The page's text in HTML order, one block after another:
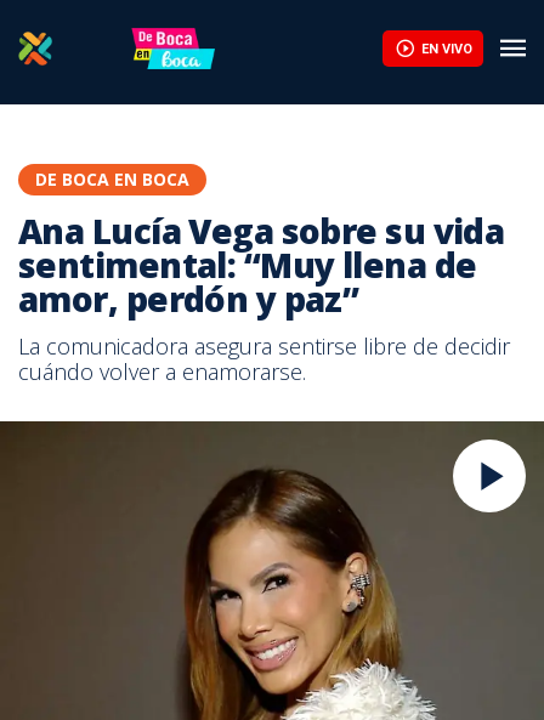
EN VIVO
DE BOCA EN BOCA
Ana Lucía Vega sobre su vida
sentimental: “Muy llena de
amor, perdón y paz”
La comunicadora asegura sentirse libre de decidir
cuándo volver a enamorarse.